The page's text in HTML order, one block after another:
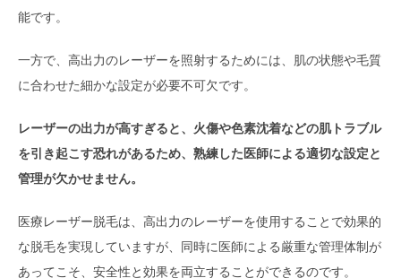
能です。
一方で、高出力のレーザーを照射するためには、肌の状態や毛質
に合わせた細かな設定が必要不可欠です。
レーザーの出力が高すぎると、火傷や色素沈着などの肌トラブル
を引き起こす恐れがあるため、熟練した医師による適切な設定と
管理が欠かせません。
医療レーザー脱毛は、高出力のレーザーを使用することで効果的
な脱毛を実現していますが、同時に医師による厳重な管理体制が
あってこそ、安全性と効果を両立することができるのです。